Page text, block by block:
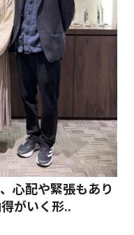
心配や緊張もあり
がいく形..